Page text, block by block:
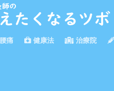
腰痛 健康法 治療院